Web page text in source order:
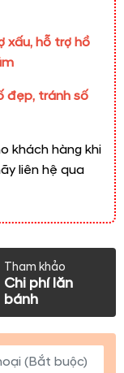
xấu, hỗ trợ hồ
đẹp, tránh số
khách hàng khi
liên hệ qua
Tham khảo
Chi phí lăn
bánh